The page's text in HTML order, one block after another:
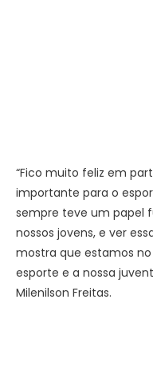
“Fico muito feliz em
importante para o
sempre teve um papel
nossos jovens, e ver
mostra que estamos
esporte e a nossa
Milenilson Freitas.